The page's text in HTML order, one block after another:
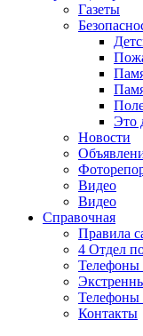
Газеты
Это
Новости
Видео
Видео
Справочная
Правила
4 Отдел
Телефоны
Телефоны
Контакты